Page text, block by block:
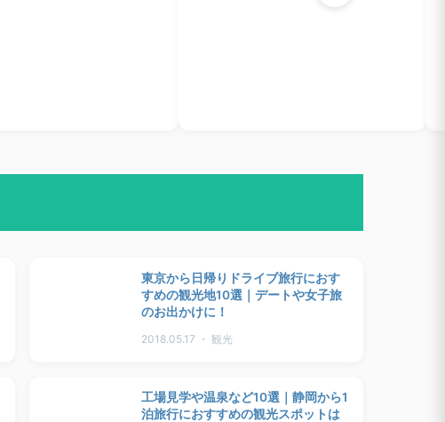
東京から日帰りドライブ旅行におす
すめの観光地10選｜デートや女子旅
のお出かけに！
2018.05.17 ・ 観光
工場見学や温泉など10選｜静岡から1
泊旅行におすすめの観光スポットは